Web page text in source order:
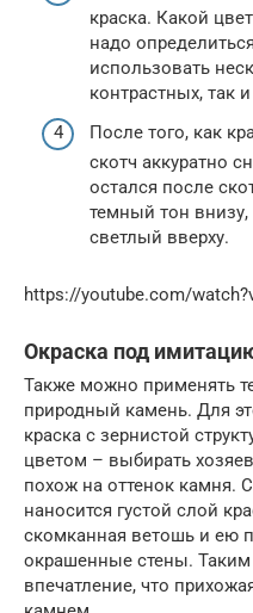
краска. Какой
надо
использовать
контрастных, так
После того, как
скотч аккуратно
остался после
темный тон
светлый вверху.
https://youtube.com/
Окраска под
Также можно применять
природный камень. Для
краска с зернистой
цветом – выбирать
похож на оттенок камня.
наносится густой слой
скомканная ветошь и ею
окрашенные стены. Таким
впечатление, что